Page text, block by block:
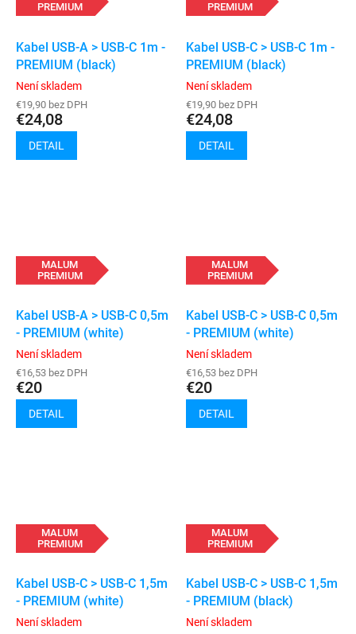
PREMIUM
Kabel USB-A > USB-C 1m -
PREMIUM (black)
Není skladem
€19,90 bez DPH
€24,08
DETAIL
PREMIUM
Kabel USB-C > USB-C 1m -
PREMIUM (black)
Není skladem
€19,90 bez DPH
€24,08
DETAIL
MALUM
PREMIUM
Kabel USB-A > USB-C 0,5m
- PREMIUM (white)
Není skladem
€16,53 bez DPH
€20
DETAIL
MALUM
PREMIUM
Kabel USB-C > USB-C 0,5m
- PREMIUM (white)
Není skladem
€16,53 bez DPH
€20
DETAIL
MALUM
PREMIUM
Kabel USB-C > USB-C 1,5m
- PREMIUM (white)
Není skladem
MALUM
PREMIUM
Kabel USB-C > USB-C 1,5m
- PREMIUM (black)
Není skladem